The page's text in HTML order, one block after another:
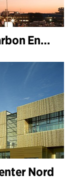
Greenwich Peninsula Low Carbon Energy Centre
Nord